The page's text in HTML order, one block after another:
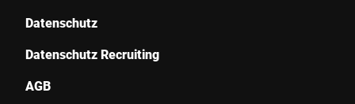
Datenschutz
Datenschutz Recruiting
AGB